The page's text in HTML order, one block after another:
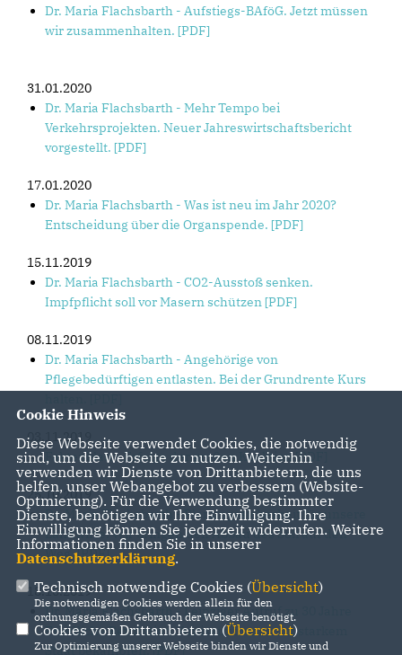
Dr. Maria Flachsbarth - Aufstiegs-BAföG. Jetzt müssen
wir zusammenhalten. [PDF]
31.01.2020
Dr. Maria Flachsbarth - Mehr Tempo bei
Verkehrsprojekten. Neuer Jahreswirtschaftsbericht
vorgestellt. [PDF]
17.01.2020
Dr. Maria Flachsbarth - Was ist neu im Jahr 2020?
Entscheidung über die Organspende. [PDF]
15.11.2019
Dr. Maria Flachsbarth - CO2-Ausstoß senken.
Impfpflicht soll vor Masern schützen [PDF]
08.11.2019
Dr. Maria Flachsbarth - Angehörige von
Pflegebedürftigen entlasten. Bei der Grundrente Kurs
03.11.2019
Faktenblatt - Erfolge der großen Koalition [PDF]
25.10.2019
Dr. Maria Flachsbarth - Planungssicherheit für unsere
Landwirte. Wir bringen den Abbau des Soli auf den
Weg. [PDF]
18.10.2019
Dr. Maria Flachsbarth - Leipziger Aufruf zu 30 Jahre
Friedliche Revolution. Antisemitismus mit starkem
Staat bekämpfen. [PDF]
Cookie Hinweis
Diese Webseite verwendet Cookies, die notwendig
sind, um die Webseite zu nutzen. Weiterhin
verwenden wir Dienste von Drittanbietern, die uns
helfen, unser Webangebot zu verbessern (Website-
Optmierung). Für die Verwendung bestimmter
Dienste, benötigen wir Ihre Einwilligung. Ihre
Einwilligung können Sie jederzeit widerrufen. Weitere
Informationen finden Sie in unserer
Datenschutzerklärung.
Technisch notwendige Cookies (Übersicht)
Die notwendigen Cookies werden allein für den
ordnungsgemäßen Gebrauch der Webseite benötigt.
Cookies von Drittanbietern (Übersicht)
Zur Optimierung unserer Webseite binden wir Dienste und